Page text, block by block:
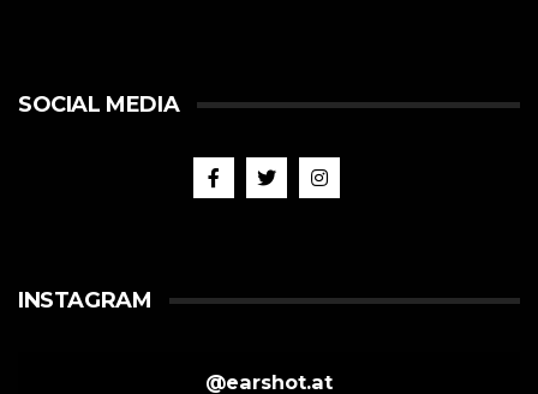
SOCIAL MEDIA
INSTAGRAM
@earshot.at